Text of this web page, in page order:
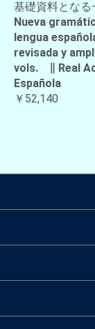
基礎資料となる
Nueva
lengua
revisada y
vols. ∥ Real
Española
￥52,140